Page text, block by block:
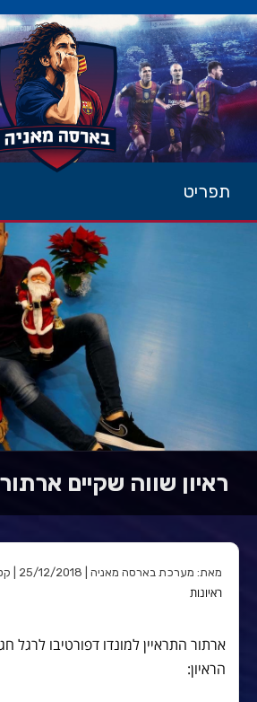
תפריט
ראיון שווה שקיים
מאת: מערכת בארסה מאניה | 25/12/2018 | קטגוריה:
ראיונות
ארתור התראיין למונדו דפורטיבו לרגל
הראיון: